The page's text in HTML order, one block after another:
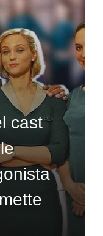
cast